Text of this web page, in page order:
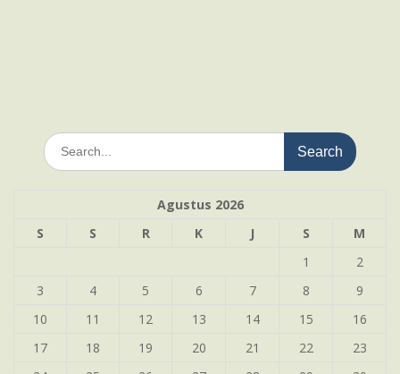
Search
for:
Agustus 2026
S
S R K J S
M
1
2
3
4 5 6 7 8
9
10
11 12 13 14 15
16
17
18 19 20 21 22
23